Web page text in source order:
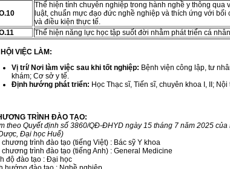
Thể hiện tính chuyên nghiệp trong hành nghề y thông qua
luật, chuẩn mực đạo đức nghề nghiệp và thích ứng với bối
và điều kiện thực tế.
Thể hiện năng lực học tập suốt đời nhằm phát triển cá
VIỆC LÀM:
Vị trí/ Nơi làm việc sau khi tốt nghiệp: Bệnh viện công lập, tư
khám; Cơ sở y tế.
Định hướng phát triển: Học Thạc sĩ, Tiến sĩ, chuyên khoa I, II;
TRÌNH ĐÀO TẠO:
theo Quyết định số 3860/QĐ-ĐHYD ngày 15 tháng 7 năm 2025 của
Đại học Huế)
chương trình đào tạo (tiếng Việt) : Bác sỹ Y khoa
chương trình đào tạo (tiếng Anh) : General Medicine
độ đào tạo : Đại học